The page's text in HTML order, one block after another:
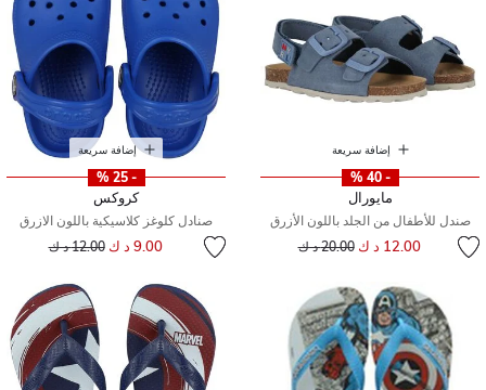
إضافة سريعة
- 40 %
مايورال
صندل للأطفال من الجلد باللون الأزرق
12.00 د ك سعر مخفض من
20.00 د ك
إضافة سريعة
- 25 %
كروكس
صنادل كلوغز كلاسيكية باللون الازرق
9.00 د ك سعر مخفض من
12.00 د ك إلى